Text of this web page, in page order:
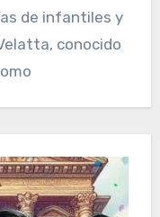
de infantiles y
conocido